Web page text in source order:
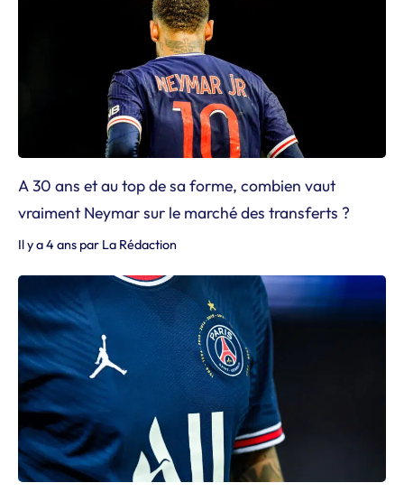
A 30 ans et au top de sa forme, combien vaut
vraiment Neymar sur le marché des transferts ?
Il y a 4 ans par La Rédaction